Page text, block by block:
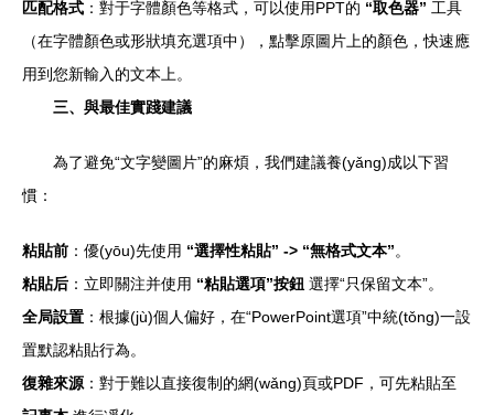
匹配格式 ：對于字體顏色等格式，可以使用PPT的 “取色器” 工具
（在字體顏色或形狀填充選項中），點擊原圖片上的顏色，快速應
用到您新輸入的文本上。
三、與最佳實踐建議
為了避免“文字變圖片”的麻煩，我們建議養(yǎng)成以下習
慣：
粘貼前 ：優(yōu)先使用 “選擇性粘貼” -> “無格式文本”。
粘貼后 ：立即關注并使用 “粘貼選項”按鈕 選擇“只保留文本”。
全局設置 ：根據(jù)個人偏好，在“PowerPoint選項”中統(tǒng)一設
置默認粘貼行為。
復雜來源 ：對于難以直接復制的網(wǎng)頁或PDF，可先粘貼至